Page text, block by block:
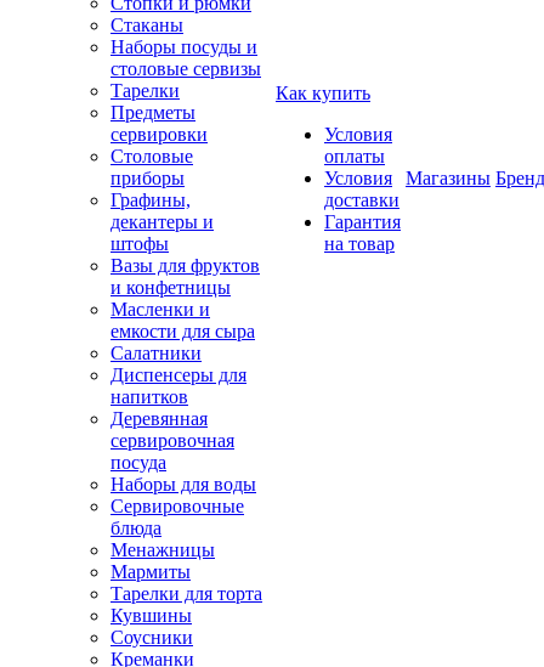
Стаканы
Наборы посуды и
столовые сервизы
Тарелки
Предметы
сервировки
Столовые
приборы
Графины,
декантеры и
штофы
Вазы для фруктов
и конфетницы
Масленки и
емкости для сыра
Салатники
Диспенсеры для
напитков
Деревянная
сервировочная
посуда
Наборы для воды
Сервировочные
блюда
Менажницы
Мармиты
Тарелки для торта
Кувшины
Соусники
Креманки
Как купить
Условия
оплаты
Условия
доставки
Гарантия
на товар
Магазины